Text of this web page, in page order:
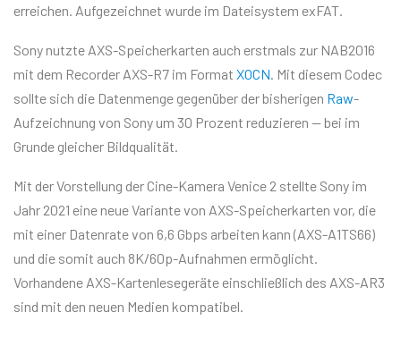
erreichen. Aufgezeichnet wurde im Dateisystem exFAT.
Sony nutzte AXS-Speicherkarten auch erstmals zur NAB2016
mit dem Recorder AXS-R7 im Format XOCN . Mit diesem Codec
sollte sich die Datenmenge gegenüber der bisherigen Raw-
Aufzeichnung von Sony um 30 Prozent reduzieren — bei im
Grunde gleicher Bildqualität.
Mit der Vorstellung der Cine-Kamera Venice 2 stellte Sony im
Jahr 2021 eine neue Variante von AXS-Speicherkarten vor, die
mit einer Datenrate von 6,6 Gbps arbeiten kann (AXS-A1TS66)
und die somit auch 8K/60p-Aufnahmen ermöglicht.
Vorhandene AXS-Kartenlesegeräte einschließlich des AXS-AR3
sind mit den neuen Medien kompatibel.